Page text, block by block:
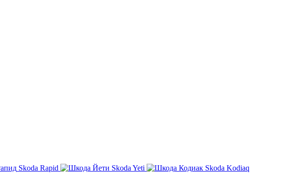
Skoda Rapid Skoda Yeti
Skoda Kodiaq